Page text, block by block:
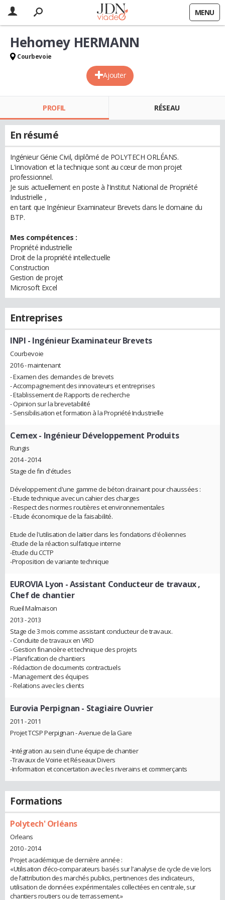
MENU
Ajouter
Hehomey HERMANN
Courbevoie
PROFIL RÉSEAU
En résumé
Ingénieur Génie Civil, diplômé de POLYTECH ORLÉANS.
L'innovation et la technique sont au cœur de mon projet
professionnel.
Je suis actuellement en poste à l'Institut National de Propriété
Industrielle ,
en tant que Ingénieur Examinateur Brevets dans le domaine du
BTP.
Mes compétences :
Propriété industrielle
Droit de la propriété intellectuelle
Construction
Gestion de projet
Microsoft Excel
Entreprises
INPI - Ingénieur Examinateur Brevets
Courbevoie
2016 - maintenant
- Examen des demandes de brevets
- Accompagnement des innovateurs et entreprises
- Etablissement de Rapports de recherche
- Opinion sur la brevetabilité
- Sensibilisation et formation à la Propriété Industrielle
Cemex- Ingénieur Développement Produits
Rungis
2014 - 2014
Stage de fin d'études
Développement d'une gamme de béton drainant pour chaussées :
- Etude technique avec un cahier des charges
- Respect des normes routières et environnementales
- Etude économique de la faisabilité.
Etude de l'utilisation de laitier dans les fondations d'éoliennes
-Etude de la réaction sulfatique interne
-Etude du CCTP
-Proposition de variante technique
EUROVIA Lyon - Assistant Conducteur de travaux ,
Chef de chantier
Rueil Malmaison
2013 - 2013
Stage de 3 mois comme assistant conducteur de travaux.
- Conduite de travaux en VRD
- Gestion financière et technique des projets
- Planification de chantiers
- Rédaction de documents contractuels
- Management des équipes
- Relations avec les clients
Eurovia Perpignan - Stagiaire Ouvrier
2011 - 2011
Projet TCSP Perpignan - Avenue de la Gare
-Intégration au sein d'une équipe de chantier
-Travaux de Voirie et Réseaux Divers
-Information et concertation avec les riverains et commerçants
Formations
Polytech' Orléans
Orleans
2010 - 2014
Projet académique de dernière année :
«Utilisation d’éco-comparateurs basés sur l’analyse de cycle de vie lors
de l’attribution des marchés publics, pertinences des indicateurs,
utilisation de données expérimentales collectées en centrale, sur
chantiers routiers ou de terrassement.»